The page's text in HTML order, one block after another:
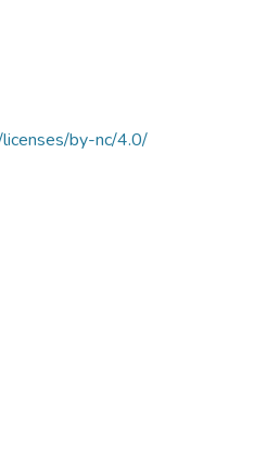
by-nc/4.0/